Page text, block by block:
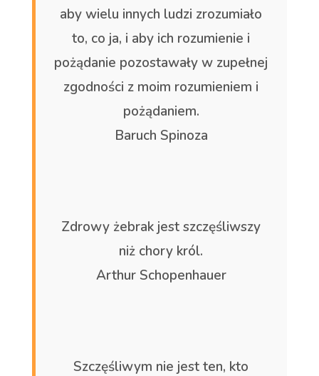
aby wielu innych ludzi zrozumiało
to, co ja, i aby ich rozumienie i
pożądanie pozostawały w zupełnej
zgodności z moim rozumieniem i
pożądaniem.
Baruch Spinoza
Zdrowy żebrak jest szczęśliwszy
niż chory król.
Arthur Schopenhauer
Szczęśliwym nie jest ten, kto